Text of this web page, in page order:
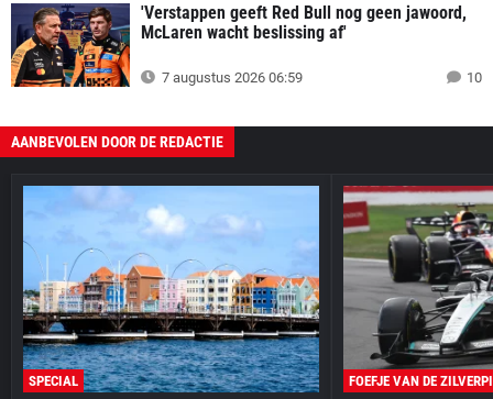
'Verstappen geeft Red Bull nog geen jawoord,
McLaren wacht beslissing af'
7 augustus 2026 06:59 10
AANBEVOLEN DOOR DE REDACTIE
SPECIAL FOEFJE VAN DE